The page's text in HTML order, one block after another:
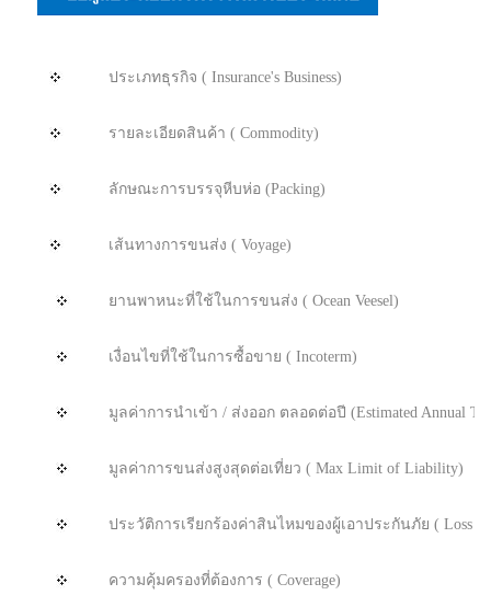
ประเภทธุรกิจ ( Insurance's Business)
รายละเอียดสินค้า ( Commodity)
ลักษณะการบรรจุหีบห่อ (Packing)
เส้นทางการขนส่ง ( Voyage)
ยานพาหนะที่ใช้ในการขนส่ง ( Ocean Veesel)
เงื่อนไขที่ใช้ในการซื้อขาย ( Incoterm)
มูลค่าการนำเข้า / ส่งออก ตลอดต่อปี (Estimated Annual
มูลค่าการขนส่งสูงสุดต่อเที่ยว ( Max Limit of Liability)
ประวัติการเรียกร้องค่าสินไหมของผู้เอาประกันภัย ( Loss
ความคุ้มครองที่ต้องการ ( Coverage)